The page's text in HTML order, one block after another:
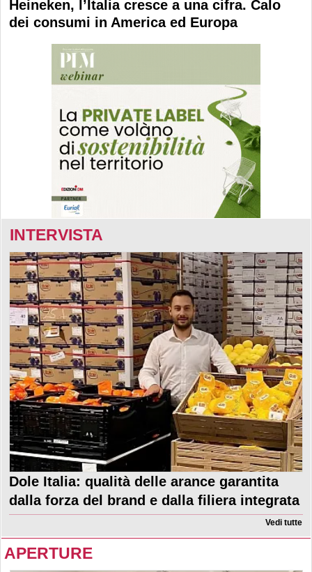
Heineken, l’Italia cresce a una cifra. Calo
dei consumi in America ed Europa
INTERVISTA
Dole Italia: qualità delle arance garantita
dalla forza del brand e dalla filiera integrata
Vedi tutte
APERTURE